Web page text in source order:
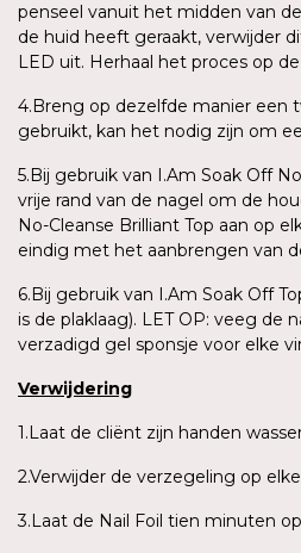
penseel vanuit het midden van
de huid heeft geraakt, verwijder
LED uit. Herhaal het proces op
4.Breng op dezelfde manier een
gebruikt, kan het nodig zijn om
5.Bij gebruik van I.Am Soak Off
vrije rand van de nagel om de
No-Cleanse Brilliant Top aan op
eindig met het aanbrengen van
6.Bij gebruik van I.Am Soak Off
is de plaklaag). LET OP: veeg
verzadigd gel sponsje voor elke
Verwijdering
1.Laat de cliënt zijn handen
2.Verwijder de verzegeling op
3.Laat de Nail Foil tien minuten